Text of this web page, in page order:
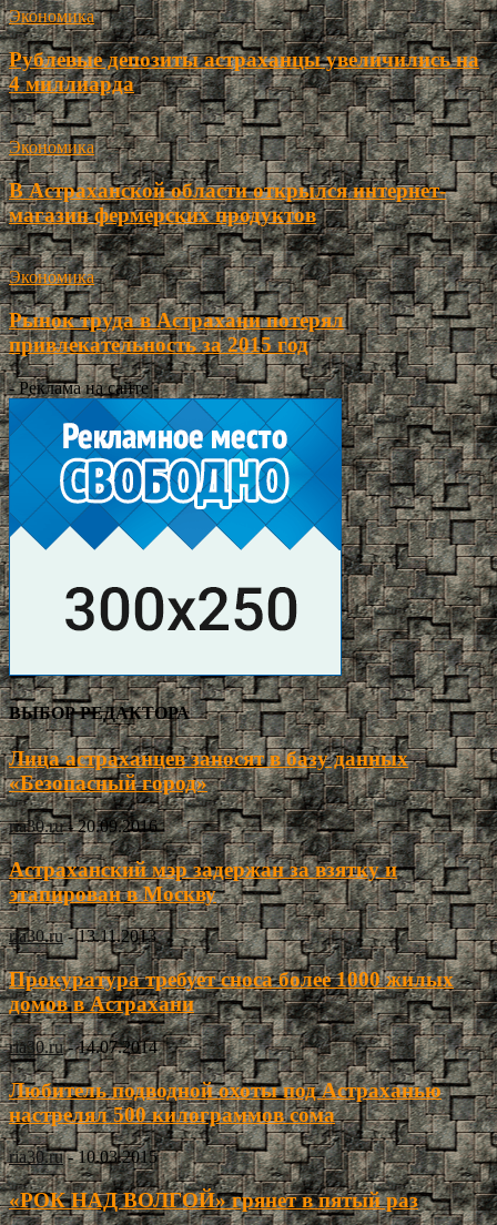
Экономика
Рублевые депозиты астраханцы увеличились на
4 миллиарда
Экономика
В Астраханской области открылся интернет-
магазин фермерских продуктов
Экономика
Рынок труда в Астрахани потерял
привлекательность за 2015 год
- Реклама на сайте -
ВЫБОР РЕДАКТОРА
Лица астраханцев заносят в базу данных
«Безопасный город»
ria30.ru - 20.09.2016
Астраханский мэр задержан за взятку и
этапирован в Москву
ria30.ru - 13.11.2013
Прокуратура требует сноса более 1000 жилых
домов в Астрахани
ria30.ru - 14.07.2014
Любитель подводной охоты под Астраханью
настрелял 500 килограммов сома
ria30.ru - 10.03.2015
«РОК НАД ВОЛГОЙ» грянет в пятый раз